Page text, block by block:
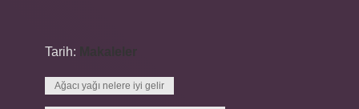
Tarih:
Ağacı yağı nelere iyi gelir